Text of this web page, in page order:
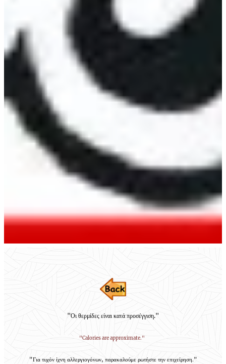
"Οι θερμίδες είναι κατά προσέγγιση."
"Calories are approximate."
"Για τυχόν ίχνη αλλεργιογόνων, παρακαλούμε ρωτήστε την επιχείρηση."